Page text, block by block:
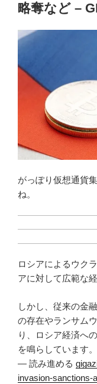
略奪など –
がっぽり仮想通貨
ね。
ロシアによるウク
アに対して広範な
しかし、従来の金
の存在やランサム
り、ロシア経済へ
を鳴らしています。
— 読み進める
invasion-sanctions-